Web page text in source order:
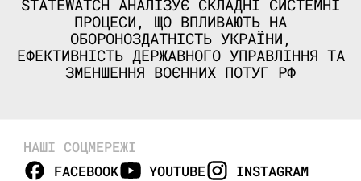
STATEWATCH АНАЛІЗУЄ СКЛАДНІ СИСТЕМНІ
ПРОЦЕСИ, ЩО ВПЛИВАЮТЬ НА
ОБОРОНОЗДАТНІСТЬ УКРАЇНИ,
ЕФЕКТИВНІСТЬ ДЕРЖАВНОГО УПРАВЛІННЯ ТА
ЗМЕНШЕННЯ ВОЄННИХ ПОТУГ РФ
НАШІ СОЦМЕРЕЖІ
FACEBOOK
YOUTUBE
INSTAGRAM